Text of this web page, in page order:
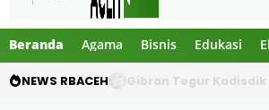
Beranda Agama Bisnis Edukasi
NEWS RBACEH PHE NSO Klarifikasi